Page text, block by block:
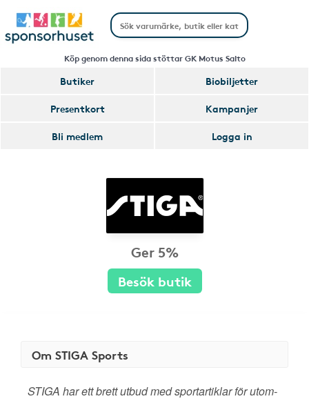
Köp genom denna sida stöttar GK Motus Salto
Butiker
Biobiljetter
Presentkort
Kampanjer
Bli medlem
Logga in
Ger 5%
Besök butik
Om STIGA Sports
STIGA har ett brett utbud med sportartiklar för utom-